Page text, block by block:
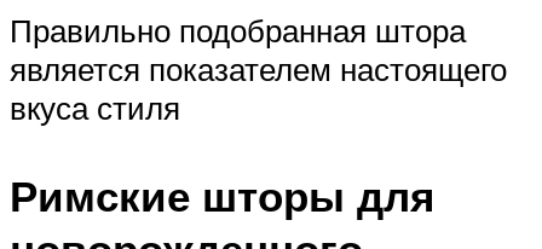
Правильно подобранная штора
является показателем настоящего
вкуса стиля
Римские шторы для